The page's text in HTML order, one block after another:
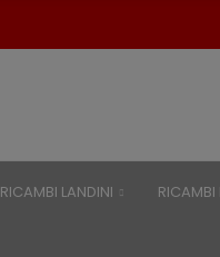
RICAMBI LANDINI RICAMBI